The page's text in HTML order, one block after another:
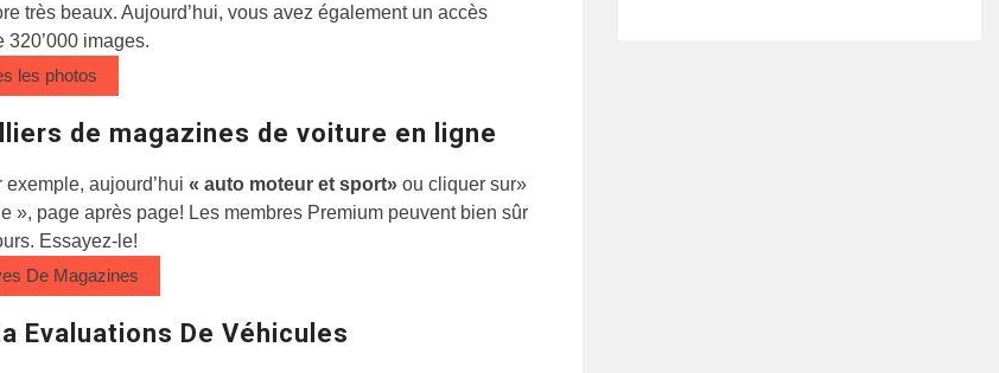
très beaux. Aujourd’hui, vous avez également un accès
320’000 images.
les photos
de magazines de voiture en ligne
aujourd’hui « auto moteur et sport» ou cliquer sur»
», page après page! Les membres Premium peuvent bien sûr
Essayez-le!
De Magazines
Evaluations De Véhicules